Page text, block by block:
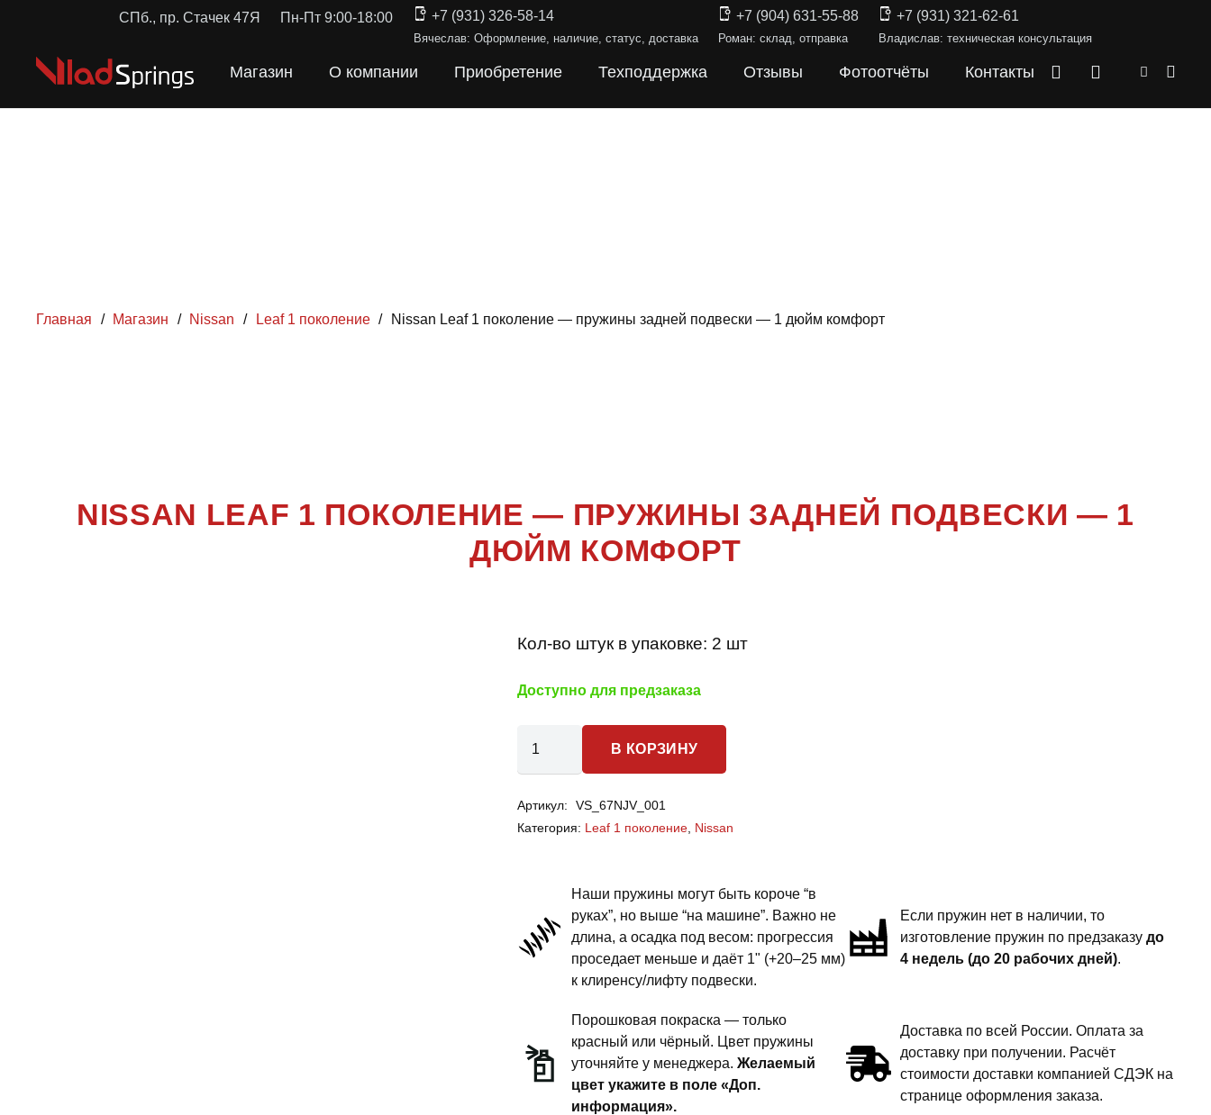
СПб., пр. Стачек 47Я Пн-Пт 9:00-18:00 +7 (931) 326-58-14
Вячеслав: Оформление, наличие, статус, доставка
+7 (904) 631-55-88
Роман: склад, отправка
+7 (931) 321-62-61
Владислав: техническая консультация
Магазин О компании Приобретение Техподдержка Отзывы Фотоотчёты Контакты
Главная / Магазин / Nissan / Leaf 1 поколение / Nissan Leaf 1 поколение — пружины задней подвески — 1 дюйм комфорт
1 ПОКОЛЕНИЕ,NISSAN
NISSAN LEAF 1 ПОКОЛЕНИЕ — ПРУЖИНЫ ЗАДНЕЙ ПОДВЕСКИ — 1
ДЮЙМ КОМФОРТ
Кол-во штук в упаковке: 2 шт
Доступно для предзаказа
Leaf
1
пружины
задней
подвески
комфорт
В КОРЗИНУ
Артикул:
VS_67NJV_001
Категория: Leaf 1 поколение Nissan
Наши пружины могут быть короче “в
руках”, но выше “на машине”. Важно не
длина, а осадка под весом: прогрессия
проседает меньше и даёт 1" (+20–25 мм)
к клиренсу/лифту подвески.
Если пружин нет в наличии, то
изготовление пружин по предзаказудо
4 недель (до 20 рабочих дней).
Порошковая покраска — только
красный или чёрный. Цвет пружины
уточняйте у менеджера.Желаемый
цвет укажите в поле «Доп.
информация».
Доставка по всей России. Оплата за
доставку при получении. Расчёт
стоимости доставки компанией СДЭК на
странице оформления заказа.